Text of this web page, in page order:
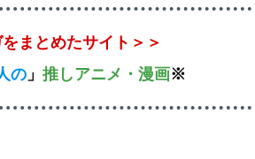
まとめたサイト＞＞
の」 推しアニメ ・漫画※